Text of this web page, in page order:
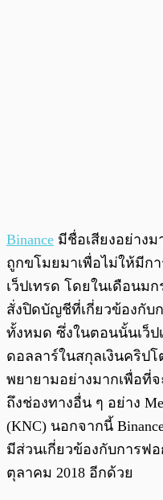
Binance มีชื่อเสียงอย่างม
ถูกขโมยมาเพื่อไม่ให้มีก
เว็ปเทรด โดยในเดือนม
สั่งปิดบัญชีที่เกี่ยวข้องกับก
ทั้งหมด ซึ่งในตอนนั้นเว็ป
ดอลลาร์ในสกุลเงินคริปโ
พยายามอย่างมากเพื่อที่จ
ถึงช่องทางอื่น ๆ อย่าง
(KNC) นอกจากนี้
มีส่วนเกี่ยวข้องกับการฟ
ตุลาคม 2018 อีกด้วย